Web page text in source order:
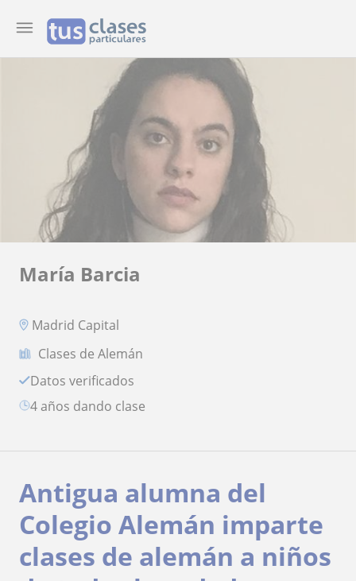
María Barcia
Madrid Capital
Clases de Alemán
Datos verificados
4 años dando clase
Antigua alumna del
Colegio Alemán imparte
clases de alemán a niños